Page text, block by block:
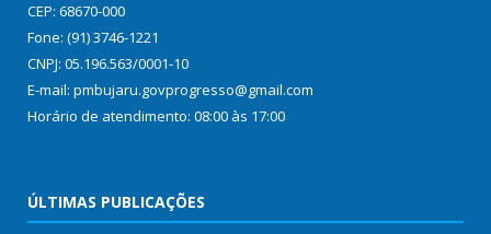
CEP: 68670-000
Fone: (91) 3746-1221
CNPJ: 05.196.563/0001-10
E-mail: pmbujaru.govprogresso@gmail.com
Horário de atendimento: 08:00 às 17:00
ÚLTIMAS PUBLICAÇÕES